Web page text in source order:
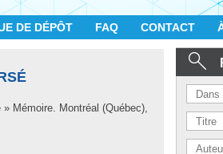
DE DÉPÔT FAQ CONTACT
Mémoire. Montréal (Québec),